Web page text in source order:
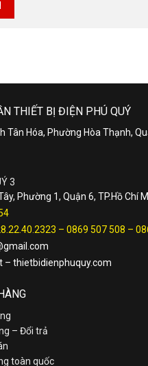
THIẾT BỊ ĐIỆN PHÚ QUÝ
Tân Hóa, Phường Hòa Thạnh,
3
Phường 1, Quận 6, TP.Hồ Chí
– 0869 507 508 –
– thietbidienphuquy.com
– Đổi trả
toàn quốc